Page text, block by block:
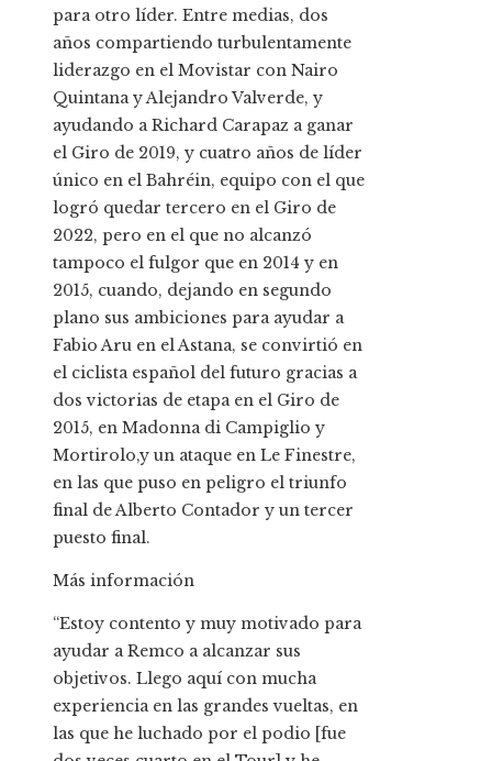
para otro líder. Entre medias, dos
años compartiendo turbulentamente
liderazgo en el Movistar con Nairo
Quintana y Alejandro Valverde, y
ayudando a Richard Carapaz a ganar
el Giro de 2019, y cuatro años de líder
único en el Bahréin, equipo con el que
logró quedar tercero en el Giro de
2022, pero en el que no alcanzó
tampoco el fulgor que en 2014 y en
2015, cuando, dejando en segundo
plano sus ambiciones para ayudar a
Fabio Aru en el Astana, se convirtió en
el ciclista español del futuro gracias a
dos victorias de etapa en el Giro de
2015, en Madonna di Campiglio y
Mortirolo,y un ataque en Le Finestre,
en las que puso en peligro el triunfo
final de Alberto Contador y un tercer
puesto final.
Más información
“Estoy contento y muy motivado para
ayudar a Remco a alcanzar sus
objetivos. Llego aquí con mucha
experiencia en las grandes vueltas, en
las que he luchado por el podio [fue